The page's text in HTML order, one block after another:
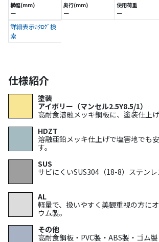
ー ー ー
詳細表示ｶﾀﾛｸﾞ検
索
仕様紹介
塗装
アイボリー（マンセル2.5Y8.5/1）
高耐食溶融メッキ鋼板に、塗装仕上げ
HDZT
溶融亜鉛メッキ仕上げで塩害地でも
す。
SUS
サビにくいSUS304（18-8）ステンレ
AL
軽量で、扱いやすく美観重視の方に
ウム製。
その他
高耐食鋼板・PVC製・ABS製・ゴム